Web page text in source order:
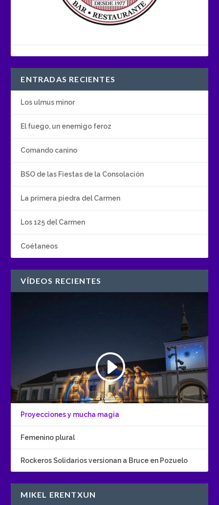
ENTRADAS RECIENTES
Los ulmus minor
El fuego, un enemigo feroz
Comando canino
BSO de las Fiestas de la Consolación
La primera piedra del Carmen
Los 125 del Carmen
Coétaneos
VÍDEOS RECIENTES
Proyecciones y mucha magia
Femenino plural
Rockeros Solidarios versionan a Bruce en Pozuelo
MIKEL ERENTXUN